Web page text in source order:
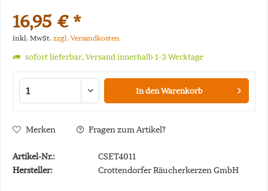
16,95 € *
inkl. MwSt. zzgl. Versandkosten
sofort lieferbar, Versand innerhalb 1-3 Werktage
In denWarenkorb
Merken Fragen zum Artikel?
Artikel-Nr.:
CSET4011
Hersteller:
Crottendorfer Räucherkerzen GmbH